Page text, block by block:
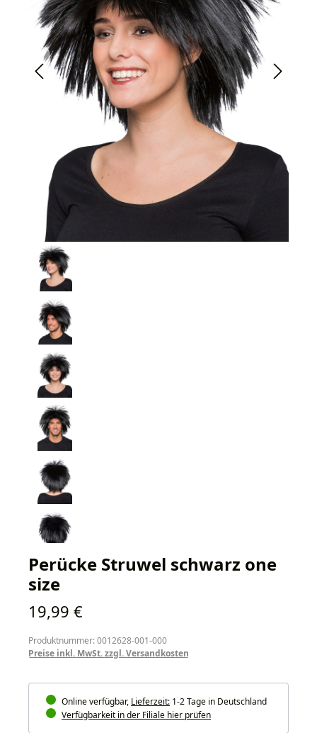
Perücke Struwel schwarz one
size
Regulärer Preis:
19,99 €
Produktnummer: 0012628-001-000
Preise inkl. MwSt. zzgl. Versandkosten
Online verfügbar, Lieferzeit: 1-2 Tage in Deutschland
Verfügbarkeit in der Filiale hier prüfen